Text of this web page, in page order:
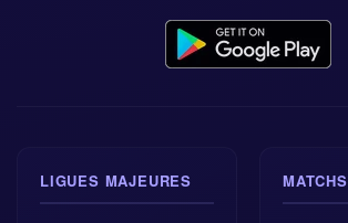
LIGUES MAJEURES MATCHS